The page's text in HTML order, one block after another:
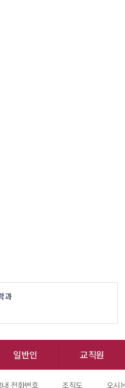
과
일반인 교직원
내 전화번호 조직도 오시